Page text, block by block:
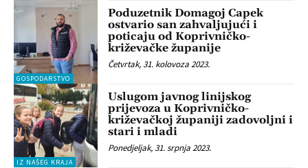
GOSPODARSTVO
Poduzetnik Domagoj Capek
ostvario san zahvaljujući i
poticaju od Koprivničko-
križevačke županije
Četvrtak, 31. kolovoza 2023.
IZ NAŠEG KRAJA
Uslugom javnog linijskog
prijevoza u Koprivničko-
križevačkoj županiji zadovoljni i
stari i mladi
Ponedjeljak, 31. srpnja 2023.